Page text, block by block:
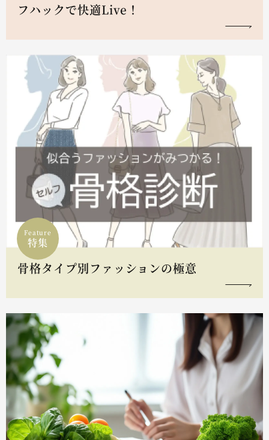
フハックで快適Live！
Feature
特集
骨格タイプ別ファッションの極意